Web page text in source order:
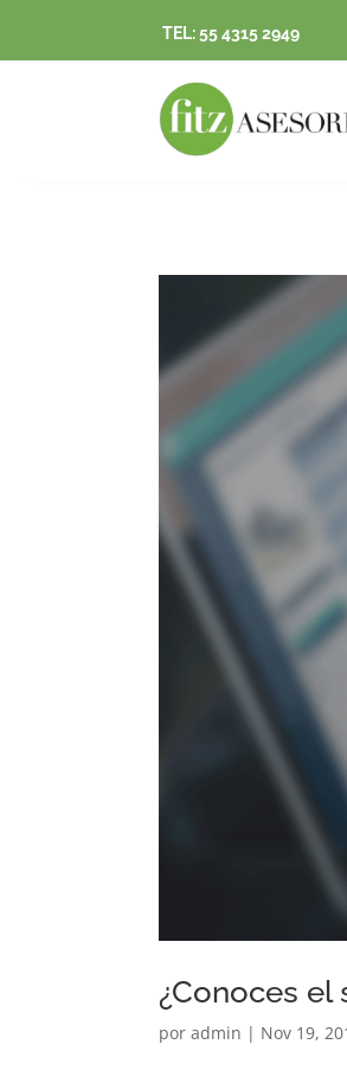
TEL: 55 4315 2949
¿Conoces el
poradmin | Nov 19,